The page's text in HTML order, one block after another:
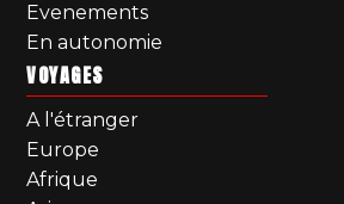
Evenements
En autonomie
VOYAGES
A l'étranger
Europe
Afrique